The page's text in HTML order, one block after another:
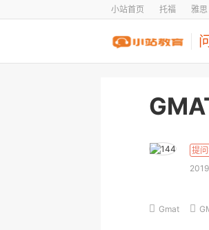
小站首页 托福 雅思
提
Gmat